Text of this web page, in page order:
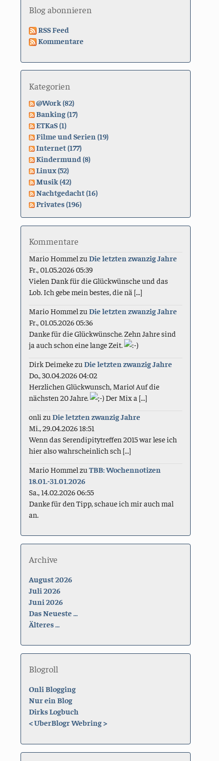
Blog abonnieren
RSS Feed
Kommentare
Kategorien
@Work (82)
Banking (17)
ETKaS (1)
Filme und Serien (19)
Internet (177)
Kindermund (8)
Linux (52)
Musik (42)
Nachtgedacht (16)
Privates (196)
Kommentare
Mario Hommel zuDie letzten zwanzig Jahre
Fr., 01.05.2026 05:39
Vielen Dank für die Glückwünsche und das
Lob. Ich gebe mein bestes, die nä [...]
Mario Hommel zuDie letzten zwanzig Jahre
Fr., 01.05.2026 05:36
Danke für die Glückwünsche. Zehn Jahre sind
ja auch schon eine lange Zeit.
Dirk DeimekezuDie letzten zwanzig Jahre
Do., 30.04.2026 04:02
Herzlichen Glückwunsch, Mario! Auf die
nächsten 20 Jahre.
Der Mix a [...]
onli zuDie letzten zwanzig Jahre
Mi., 29.04.2026 18:51
Wenn das Serendipitytreffen 2015 war lese ich
hier also wahrscheinlich sch [...]
Mario Hommel zuTBB: Wochennotizen
18.01.-31.01.2026
Sa., 14.02.2026 06:55
Danke für den Tipp, schaue ich mir auch mal
an.
Archive
August 2026
Juli 2026
Juni 2026
Das Neueste ...
Älteres ...
Blogroll
Onli Blogging
Nur ein Blog
Dirks Logbuch
<UberBlogr Webring>